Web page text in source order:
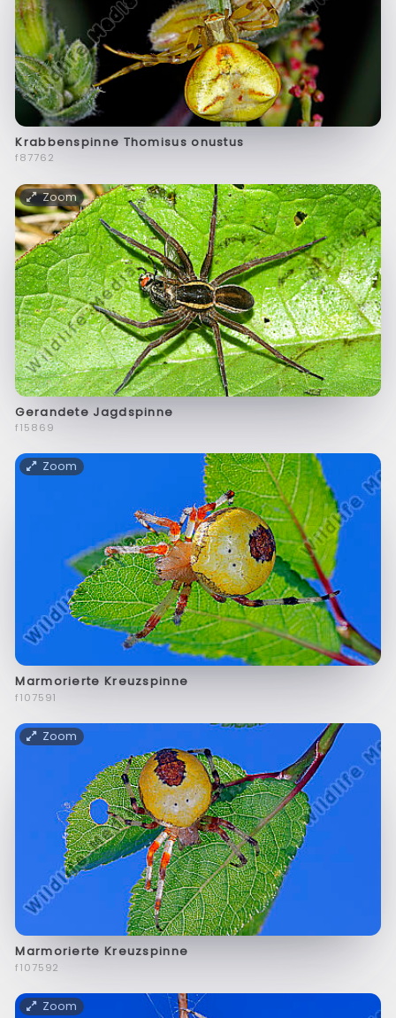
Krabbenspinne Thomisus onustus
f87762
Zoom
Gerandete Jagdspinne
f15869
Zoom
Marmorierte Kreuzspinne
f107591
Zoom
Marmorierte Kreuzspinne
f107592
Zoom